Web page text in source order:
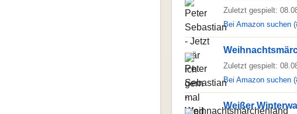
Zuletzt gespielt:
Bei Amazon suchen
Zuletzt gespielt:
Bei Amazon suchen
Weißer